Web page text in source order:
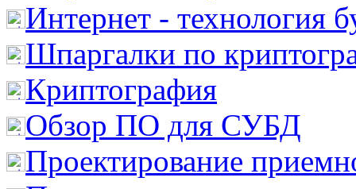
Интернет - технология
Шпаргалки по
Криптография
Обзор ПО для СУБД
Проектирование